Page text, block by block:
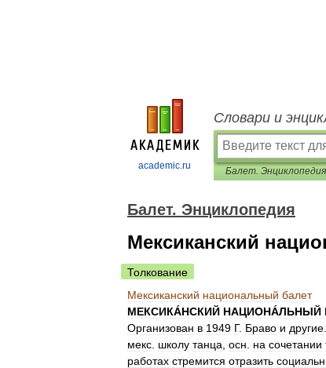
academic.ru
Словари и
Балет. Энциклопедия
Балет. Энциклопедия
Мексиканский
Толкование
Мексиканский национальный балет
МЕКСИКÁНСКИЙ НАЦИОНÁЛЬНЫЙ
Организован в 1949 Г. Браво и другие
мекс школу танца осн на сочетании
работах стремится отразить